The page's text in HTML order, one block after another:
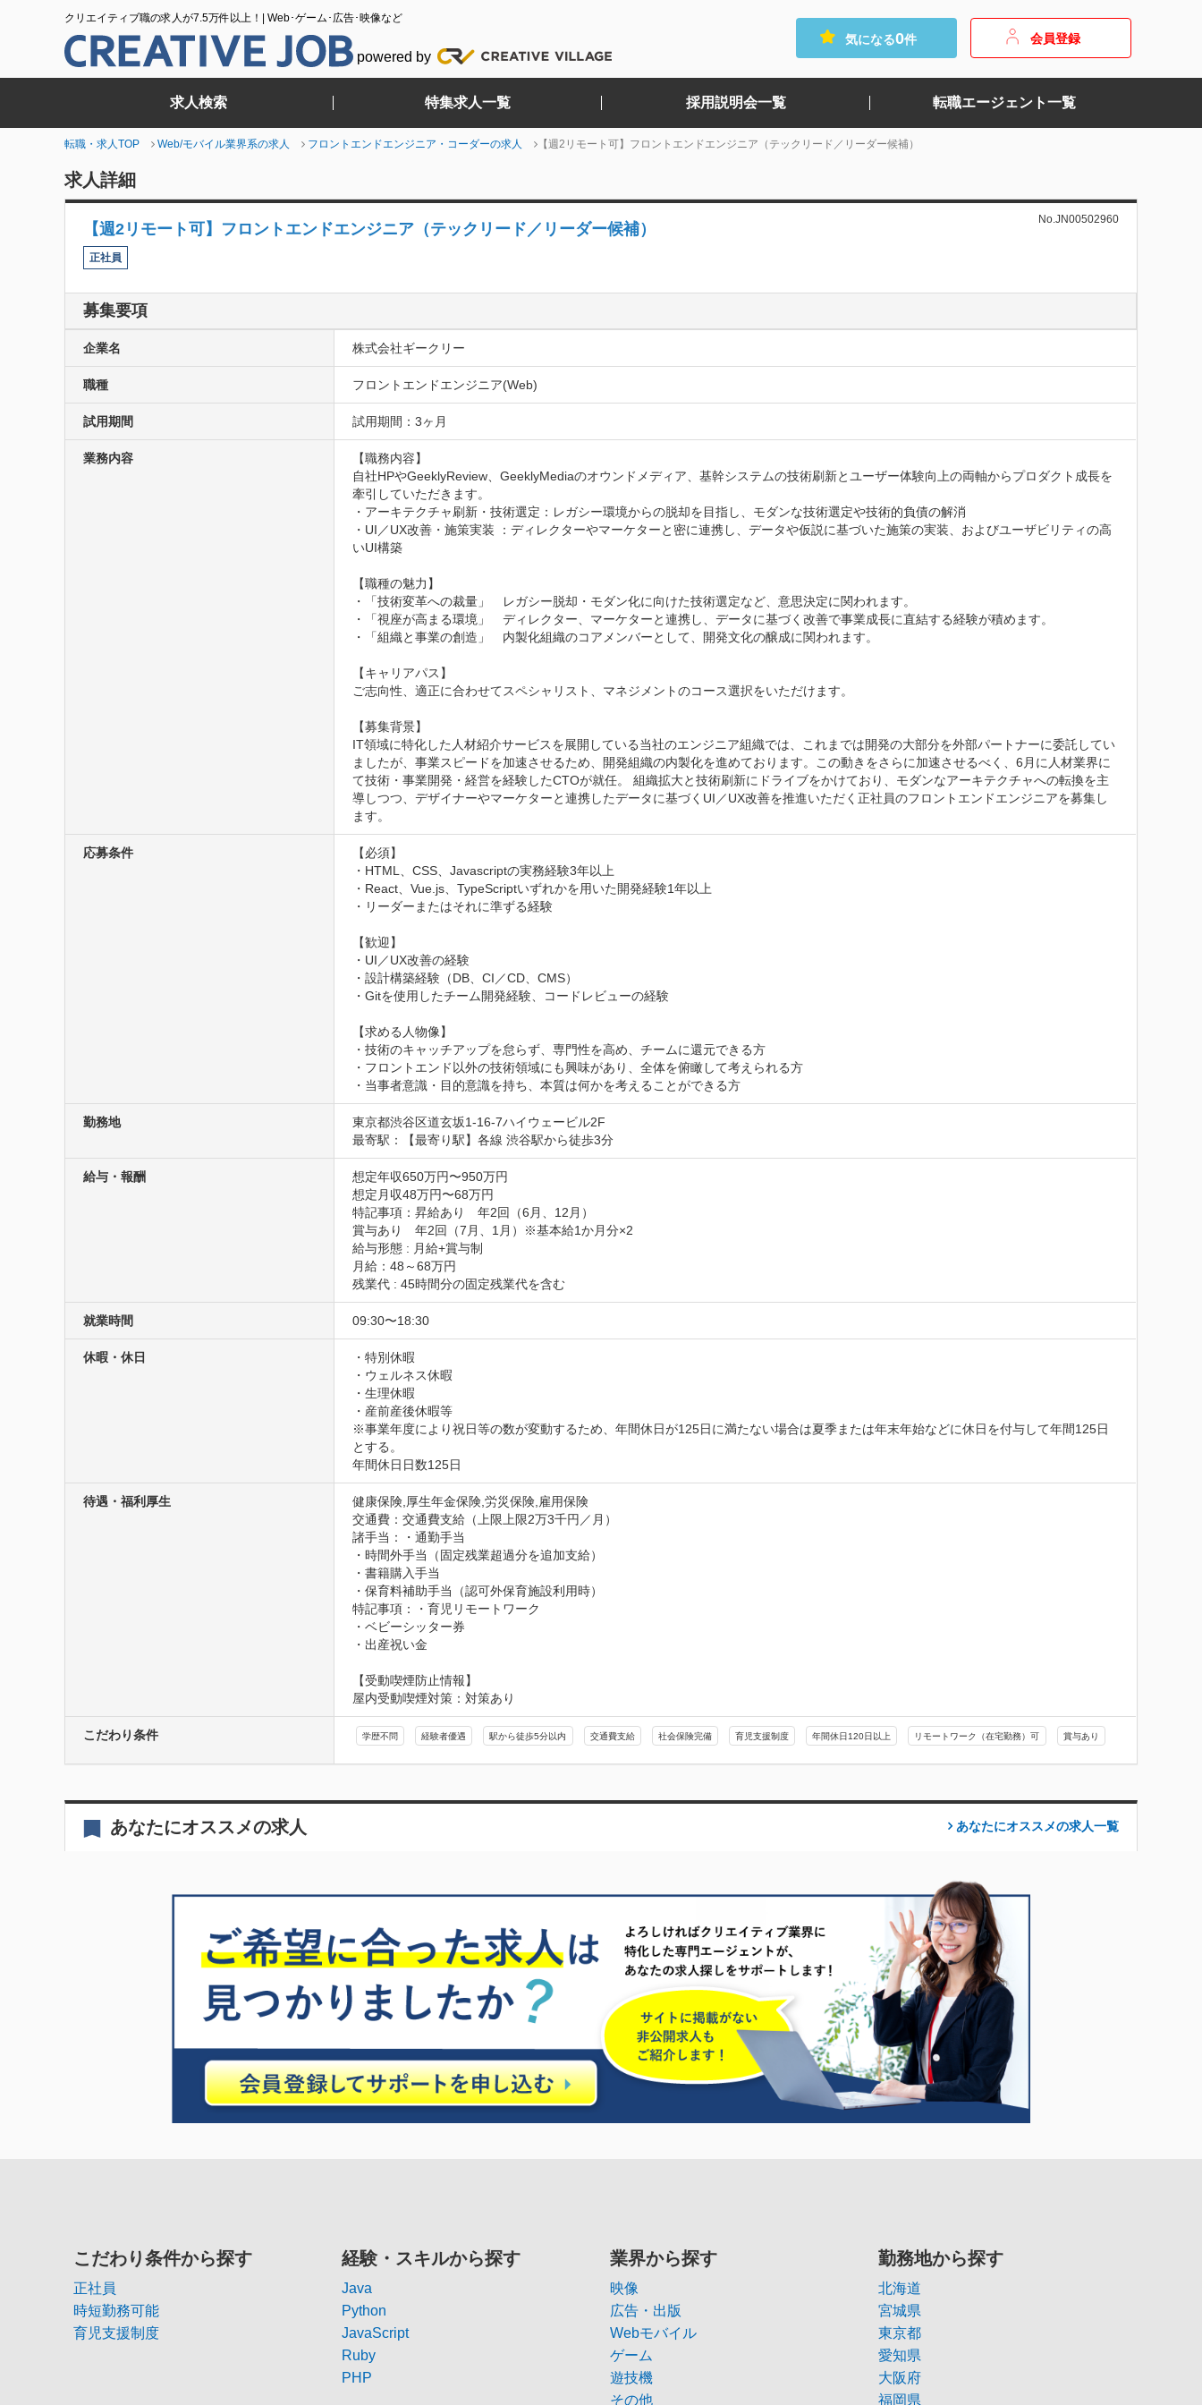
クリエイティブ職の求人が7.5万件以上！| Web･ゲーム･広告･映像など
powered by
気になる0件 会員登録
求人検索 特集求人一覧 採用説明会一覧 転職エージェント一覧
転職・求人TOP Web/モバイル業界系の求人 フロントエンドエンジニア・コーダーの求人 【週2リモート可】フロントエンドエンジニア（テックリード／リーダー候補）
求人詳細
【週2リモート可】フロントエンドエンジニア（テックリード／リーダー候補）
No.JN00502960
正社員
募集要項
企業名 株式会社ギークリー
職種 フロントエンドエンジニア(Web)
試用期間 試用期間：3ヶ月
業務内容
【職務内容】
自社HPやGeeklyReview、GeeklyMediaのオウンドメディア、基幹システムの技術刷新とユーザー体験向上の両軸からプロダクト成長を
牽引していただきます。
・アーキテクチャ刷新・技術選定：レガシー環境からの脱却を目指し、モダンな技術選定や技術的負債の解消
・UI／UX改善・施策実装 ：ディレクターやマーケターと密に連携し、データや仮説に基づいた施策の実装、およびユーザビリティの高
いUI構築
【職種の魅力】
・「技術変革への裁量」　レガシー脱却・モダン化に向けた技術選定など、意思決定に関われます。
・「視座が高まる環境」　ディレクター、マーケターと連携し、データに基づく改善で事業成長に直結する経験が積めます。
・「組織と事業の創造」　内製化組織のコアメンバーとして、開発文化の醸成に関われます。
【キャリアパス】
ご志向性、適正に合わせてスペシャリスト、マネジメントのコース選択をいただけます。
【募集背景】
IT領域に特化した人材紹介サービスを展開している当社のエンジニア組織では、これまでは開発の大部分を外部パートナーに委託してい
ましたが、事業スピードを加速させるため、開発組織の内製化を進めております。この動きをさらに加速させるべく、6月に人材業界に
て技術・事業開発・経営を経験したCTOが就任。 組織拡大と技術刷新にドライブをかけており、モダンなアーキテクチャへの転換を主
導しつつ、デザイナーやマーケターと連携したデータに基づくUI／UX改善を推進いただく正社員のフロントエンドエンジニアを募集し
ます。
応募条件
【必須】
・HTML、CSS、Javascriptの実務経験3年以上
・React、Vue.js、TypeScriptいずれかを用いた開発経験1年以上
・リーダーまたはそれに準ずる経験
【歓迎】
・UI／UX改善の経験
・設計構築経験（DB、CI／CD、CMS）
・Gitを使用したチーム開発経験、コードレビューの経験
【求める人物像】
・技術のキャッチアップを怠らず、専門性を高め、チームに還元できる方
・フロントエンド以外の技術領域にも興味があり、全体を俯瞰して考えられる方
・当事者意識・目的意識を持ち、本質は何かを考えることができる方
勤務地
東京都渋谷区道玄坂1-16-7ハイウェービル2F
最寄駅：【最寄り駅】各線 渋谷駅から徒歩3分
給与・報酬
想定年収650万円〜950万円
想定月収48万円〜68万円
特記事項：昇給あり　年2回（6月、12月）
賞与あり　年2回（7月、1月）※基本給1か月分×2
給与形態 : 月給+賞与制
月給：48～68万円
残業代 : 45時間分の固定残業代を含む
就業時間 09:30〜18:30
休暇・休日
・特別休暇
・ウェルネス休暇
・生理休暇
・産前産後休暇等
※事業年度により祝日等の数が変動するため、年間休日が125日に満たない場合は夏季または年末年始などに休日を付与して年間125日
とする。
年間休日日数125日
待遇・福利厚生
健康保険,厚生年金保険,労災保険,雇用保険
交通費：交通費支給（上限上限2万3千円／月）
諸手当：・通勤手当
・時間外手当（固定残業超過分を追加支給）
・書籍購入手当
・保育料補助手当（認可外保育施設利用時）
特記事項：・育児リモートワーク
・ベビーシッター券
・出産祝い金
【受動喫煙防止情報】
屋内受動喫煙対策：対策あり
こだわり条件 学歴不問 経験者優遇 駅から徒歩5分以内 交通費支給 社会保険完備 育児支援制度 年間休日120日以上 リモートワーク（在宅勤務）可 賞与あり
あなたにオススメの求人 あなたにオススメの求人一覧
こだわり条件から探す
正社員
時短勤務可能
育児支援制度
経験・スキルから探す
Java
Python
JavaScript
Ruby
PHP
業界から探す
映像
広告・出版
Webモバイル
ゲーム
遊技機
その他
勤務地から探す
北海道
宮城県
東京都
愛知県
大阪府
福岡県